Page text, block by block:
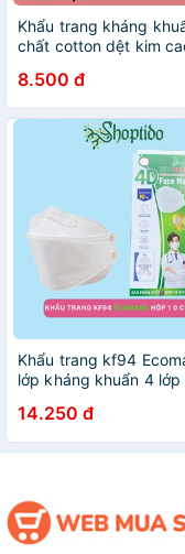
Khẩu trang kháng
chất cotton dệt kim
8.500 đ
Khẩu trang kf94
lớp kháng khuẩn 4 lớp
14.250 đ